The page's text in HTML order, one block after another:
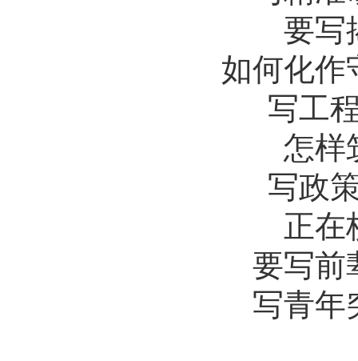
要写揭
如何化作守
写工程
怎样筑
写政策
正在校
要写前辈
写青年突